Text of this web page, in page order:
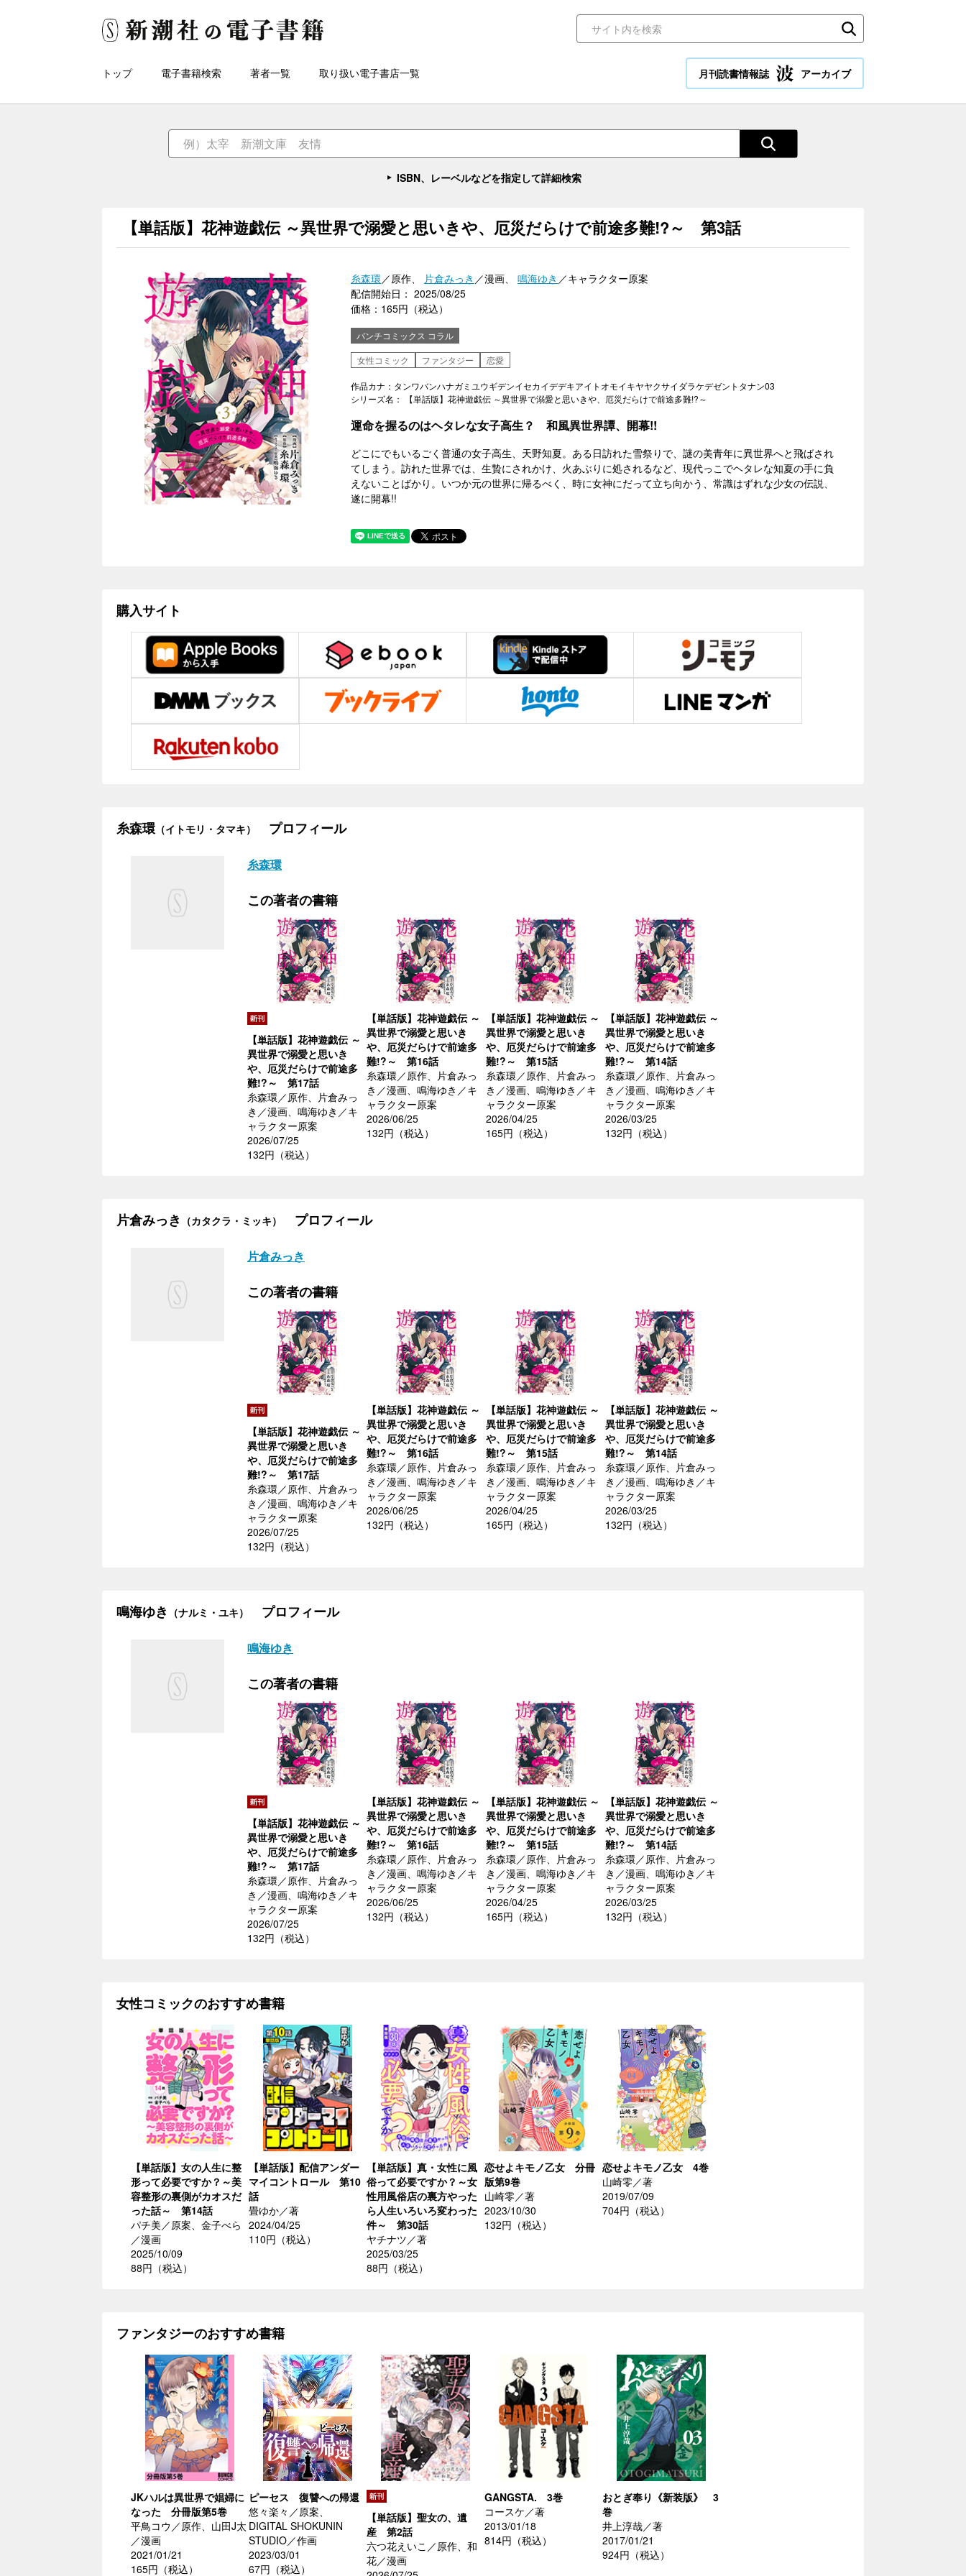
トップ 電子書籍検索 著者一覧 取り扱い電子書店一覧 月刊読書情報誌 アーカイブ
ISBN、レーベルなどを指定して詳細検索
【単話版】花神遊戯伝 ～異世界で溺愛と思いきや、厄災だらけで前途多難!?～ 第3話
糸森環／原作、 片倉みっき ／漫画、 鳴海ゆき ／キャラクター原案
配信開始日： 2025/08/25
価格：165円（税込）
バンチコミックス コラル
女性コミック
ファンタジー 恋愛
作品カナ：タンワバンハナガミユウギデンイセカイデデキアイトオモイキヤヤクサイダラケデゼントタナン03
シリーズ名： 【単話版】花神遊戯伝 ～異世界で溺愛と思いきや、厄災だらけで前途多難!?～
運命を握るのはヘタレな女子高生？ 和風異世界譚、開幕!!
どこにでもいるごく普通の女子高生、天野知夏。ある日訪れた雪祭りで、謎の美青年に異世界へと飛ばされ
てしまう。訪れた世界では、生贄にされかけ、火あぶりに処されるなど、現代っこでヘタレな知夏の手に負
えないことばかり。いつか元の世界に帰るべく、時に女神にだって立ち向かう、常識はずれな少女の伝説、
遂に開幕!!
購入サイト
糸森環 （イトモリ・タマキ） プロフィール
糸森環
この著者の書籍
【単話版】花神遊戯伝 ～
異世界で溺愛と思いき
や、厄災だらけで前途多
難!?～ 第17話
糸森環／原作、片倉みっ
き／漫画、鳴海ゆき／キ
ャラクター原案
2026/07/25
132円（税込）
【単話版】花神遊戯伝 ～
異世界で溺愛と思いき
や、厄災だらけで前途多
難!?～ 第16話
糸森環／原作、片倉みっ
き／漫画、鳴海ゆき／キ
ャラクター原案
2026/06/25
132円（税込）
【単話版】花神遊戯伝 ～
異世界で溺愛と思いき
や、厄災だらけで前途多
難!?～ 第15話
糸森環／原作、片倉みっ
き／漫画、鳴海ゆき／キ
ャラクター原案
2026/04/25
165円（税込）
【単話版】花神遊戯伝 ～
異世界で溺愛と思いき
や、厄災だらけで前途多
難!?～ 第14話
糸森環／原作、片倉みっ
き／漫画、鳴海ゆき／キ
ャラクター原案
2026/03/25
132円（税込）
片倉みっき （カタクラ・ミッキ） プロフィール
片倉みっき
この著者の書籍
【単話版】花神遊戯伝 ～
異世界で溺愛と思いき
や、厄災だらけで前途多
難!?～ 第17話
糸森環／原作、片倉みっ
き／漫画、鳴海ゆき／キ
ャラクター原案
2026/07/25
132円（税込）
【単話版】花神遊戯伝 ～
異世界で溺愛と思いき
や、厄災だらけで前途多
難!?～ 第16話
糸森環／原作、片倉みっ
き／漫画、鳴海ゆき／キ
ャラクター原案
2026/06/25
132円（税込）
【単話版】花神遊戯伝 ～
異世界で溺愛と思いき
や、厄災だらけで前途多
難!?～ 第15話
糸森環／原作、片倉みっ
き／漫画、鳴海ゆき／キ
ャラクター原案
2026/04/25
165円（税込）
【単話版】花神遊戯伝 ～
異世界で溺愛と思いき
や、厄災だらけで前途多
難!?～ 第14話
糸森環／原作、片倉みっ
き／漫画、鳴海ゆき／キ
ャラクター原案
2026/03/25
132円（税込）
鳴海ゆき （ナルミ・ユキ） プロフィール
鳴海ゆき
この著者の書籍
【単話版】花神遊戯伝 ～
異世界で溺愛と思いき
や、厄災だらけで前途多
難!?～ 第17話
糸森環／原作、片倉みっ
き／漫画、鳴海ゆき／キ
ャラクター原案
2026/07/25
132円（税込）
【単話版】花神遊戯伝 ～
異世界で溺愛と思いき
や、厄災だらけで前途多
難!?～ 第16話
糸森環／原作、片倉みっ
き／漫画、鳴海ゆき／キ
ャラクター原案
2026/06/25
132円（税込）
【単話版】花神遊戯伝 ～
異世界で溺愛と思いき
や、厄災だらけで前途多
難!?～ 第15話
糸森環／原作、片倉みっ
き／漫画、鳴海ゆき／キ
ャラクター原案
2026/04/25
165円（税込）
【単話版】花神遊戯伝 ～
異世界で溺愛と思いき
や、厄災だらけで前途多
難!?～ 第14話
糸森環／原作、片倉みっ
き／漫画、鳴海ゆき／キ
ャラクター原案
2026/03/25
132円（税込）
女性コミックのおすすめ書籍
【単話版】女の人生に整
形って必要ですか？～美
容整形の裏側がカオスだ
った話～ 第14話
パチ美／原案、金子べら
／漫画
2025/10/09
88円（税込）
【単話版】配信アンダー
マイコントロール 第10
話
畳ゆか／著
2024/04/25
110円（税込）
【単話版】真・女性に風
俗って必要ですか？～女
性用風俗店の裏方やった
ら人生いろいろ変わった
件～ 第30話
ヤチナツ／著
2025/03/25
88円（税込）
恋せよキモノ乙女 分冊
版第9巻
山崎零／著
2023/10/30
132円（税込）
恋せよキモノ乙女 4巻
山崎零／著
2019/07/09
704円（税込）
ファンタジーのおすすめ書籍
JKハルは異世界で娼婦に
なった 分冊版第5巻
平鳥コウ／原作、山田J太
／漫画
2021/01/21
165円（税込）
ピーセス 復讐への帰還
悠々楽々／原案、
DIGITAL SHOKUNIN
STUDIO／作画
2023/03/01
67円（税込）
【単話版】聖女の、遺
産 第2話
六つ花えいこ／原作、和
花／漫画
GANGSTA. 3巻
コースケ／著
2013/01/18
814円（税込）
おとぎ奉り《新装版》 3
巻
井上淳哉／著
2017/01/21
924円（税込）